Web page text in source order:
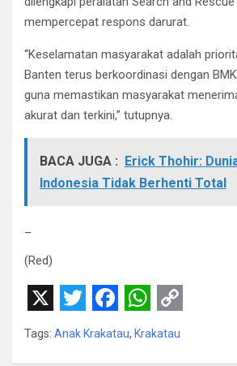
mempercepat respons darurat.
“Keselamatan masyarakat adalah
Banten terus berkoordinasi dengan
guna memastikan masyarakat
akurat dan terkini,” tutupnya.
BACA JUGA : Erick Thohir:
Indonesia Tidak Berhenti Total
(Red)
X
T F
W
h
C
Tags: Anak Krakatau, Krakatau